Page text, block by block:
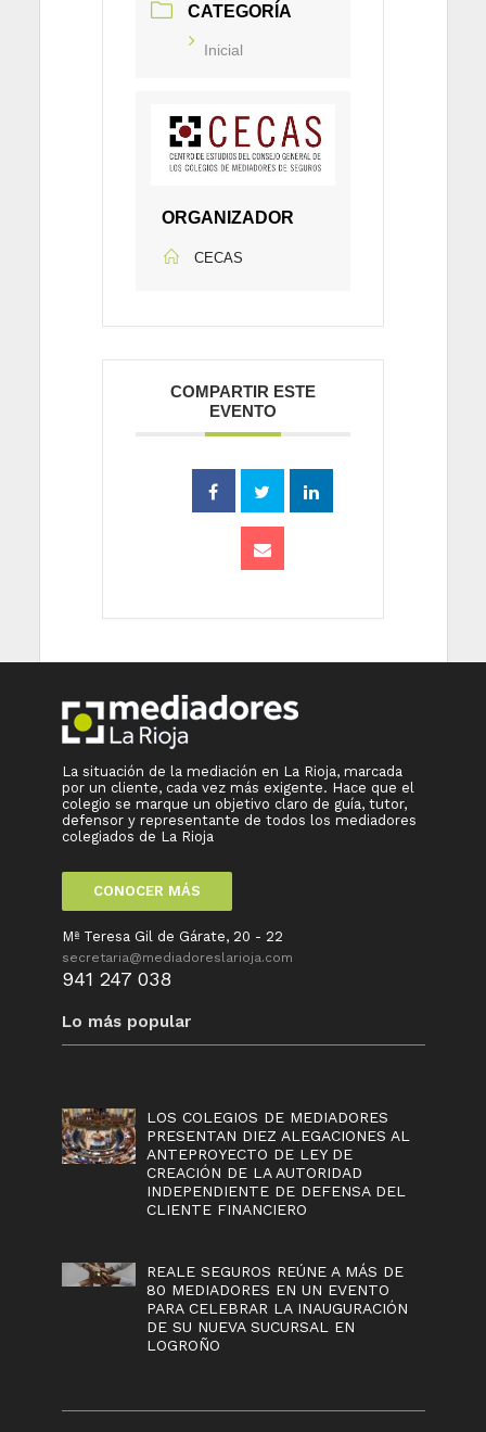
CATEGORÍA
Inicial
ORGANIZADOR
CECAS
COMPARTIR ESTE
EVENTO
La situación de la mediación en La Rioja, marcada
por un cliente, cada vez más exigente. Hace que el
colegio se marque un objetivo claro de guía, tutor,
defensor y representante de todos los mediadores
colegiados de La Rioja
CONOCER MÁS
Mª Teresa Gil de Gárate, 20 - 22
secretaria@mediadoreslarioja.com
941 247 038
Lo más popular
LOS COLEGIOS DE MEDIADORES
PRESENTAN DIEZ ALEGACIONES AL
ANTEPROYECTO DE LEY DE
CREACIÓN DE LA AUTORIDAD
INDEPENDIENTE DE DEFENSA DEL
CLIENTE FINANCIERO
REALE SEGUROS REÚNE A MÁS DE
80 MEDIADORES EN UN EVENTO
PARA CELEBRAR LA INAUGURACIÓN
DE SU NUEVA SUCURSAL EN
LOGROÑO